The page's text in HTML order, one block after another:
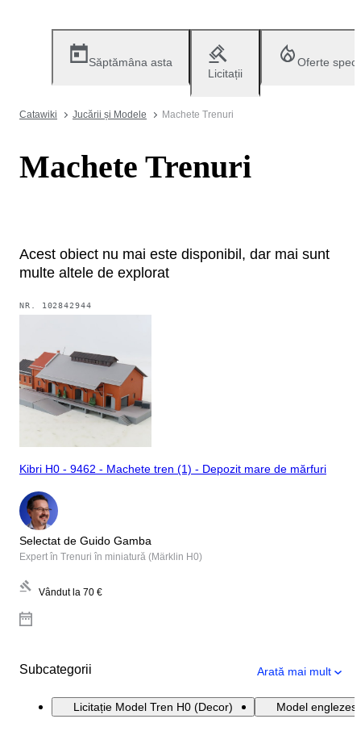
Săptămâna asta
Licitații
Oferte
Catawiki Jucării și Modele Machete Trenuri
Machete Trenuri
Acest obiect nu mai este disponibil, dar mai sunt
multe altele de explorat
NR. 102842944
Kibri H0 - 9462 - Machete tren (1) - Depozit mare de mărfuri
Selectat de Guido Gamba
Expert în Trenuri în miniatură (Märklin H0)
Vândut la 70 €
Subcategorii Arată mai mult
Licitație Model Tren H0 (Decor) Model